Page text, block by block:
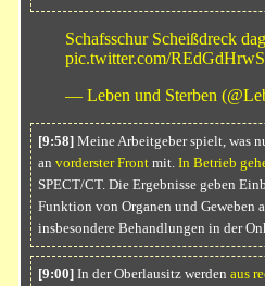
Schafsschur Scheißdreck
pic.twitter.com/
— Leben und Sterben
[9:58]Meine Arbeitgeber spielt, was
an vorderster Frontmit. In Betrieb
SPECT/CT. Die Ergebnisse geben
Funktion von Organen und Geweben
insbesondere Behandlungen in der
[9:00]In der Oberlausitz werden aus